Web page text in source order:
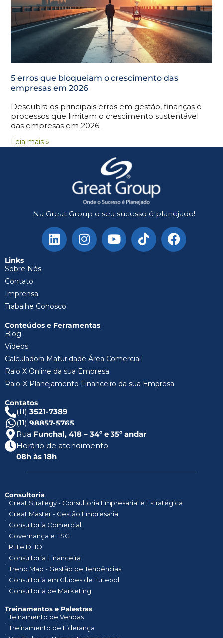
5 erros que bloqueiam o crescimento das
empresas em 2026
Descubra os principais erros em gestão, finanças e
processos que limitam o crescimento sustentável
das empresas em 2026.
Leia mais »
Na Great Group o seu sucesso é planejado!
Links
Sobre Nós
Contato
Imprensa
Trabalhe Conosco
Conteúdos e Ferramentas
Blog
Vídeos
Calculadora Maturidade Área Comercial
Raio X Online da sua Empresa
Raio-X Planejamento Financeiro da sua Empresa
Contatos
(11) 3521-7389
(11) 98857-5765
Rua Funchal, 418 – 34º e 35º andar
Horário de atendimento
08h às 18h
Consultoria
Great Strategy - Consultoria Empresarial e Estratégica
Great Master - Gestão Empresarial
Consultoria Comercial
Governança e ESG
RH e DHO
Consultoria Financeira
Trend Map - Gestão de Tendências
Consultoria em Clubes de Futebol
Consultoria de Marketing
Treinamentos e Palestras​
Teinamento de Vendas
Treinamento de Liderança